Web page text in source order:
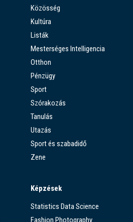
Közösség
Kultúra
Listák
Mesterséges Intelligencia
Otthon
Pénzügy
Sport
Szórakozás
Tanulás
Utazás
Sport és szabadidő
Zene
Képzések
Statistics Data Science
Fashion Photography